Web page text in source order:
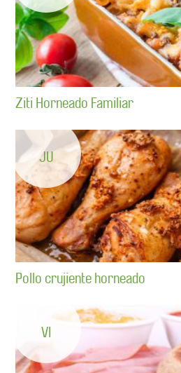
Ziti Horneado Familiar
JU
Pollo crujiente horneado
VI